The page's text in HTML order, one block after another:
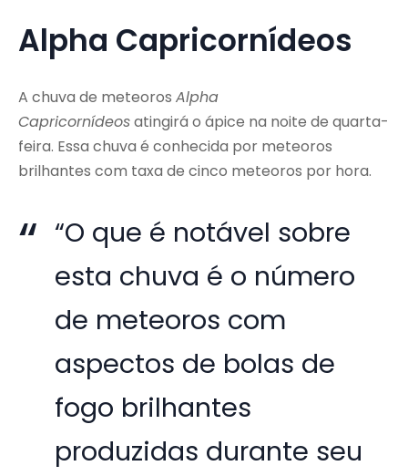
Alpha Capricornídeos
A chuva de meteoros Alpha
Capricornídeosatingirá o ápice na noite de quarta-
feira. Essa chuva é conhecida por meteoros
brilhantes com taxa de cinco meteoros por hora.
“O que é notável sobre
esta chuva é o número
de meteoros com
aspectos de bolas de
fogo brilhantes
produzidas durante seu